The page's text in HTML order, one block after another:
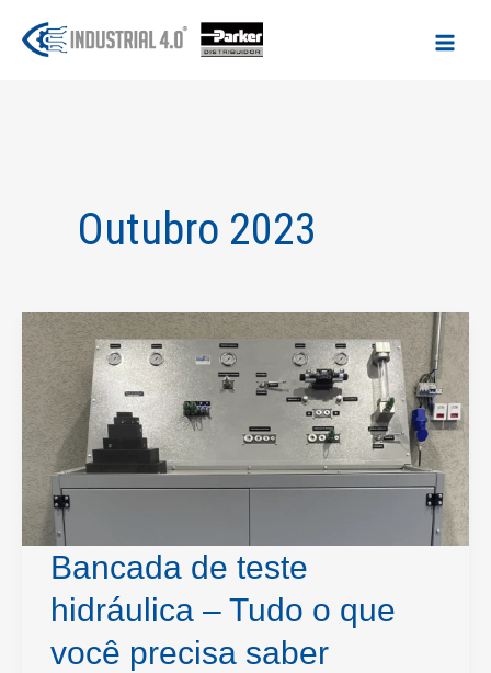
para
Outubro 2023
Bancada de teste
hidráulica – Tudo o que
você precisa saber